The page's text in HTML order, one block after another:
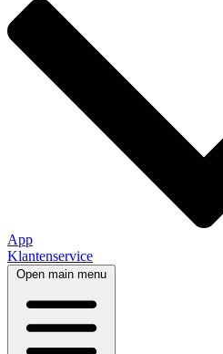
App
Klantenservice
Open main menu